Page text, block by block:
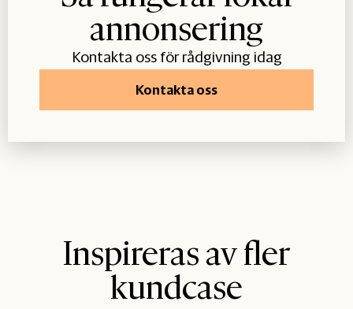
annonsering
Kontakta oss för rådgivning idag
Kontakta oss
Inspireras av fler
kundcase